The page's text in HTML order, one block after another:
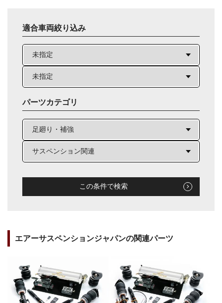
適合車両絞り込み
パーツカテゴリ
この条件で検索
エアーサスペンションジャパンの関連パーツ